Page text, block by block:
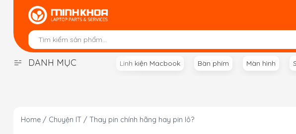
content
Linh kiện Macbook Bàn phím Màn hình
DANH MỤC
Home / Chuyện IT / Thay pin chính hãng hay pin lô?